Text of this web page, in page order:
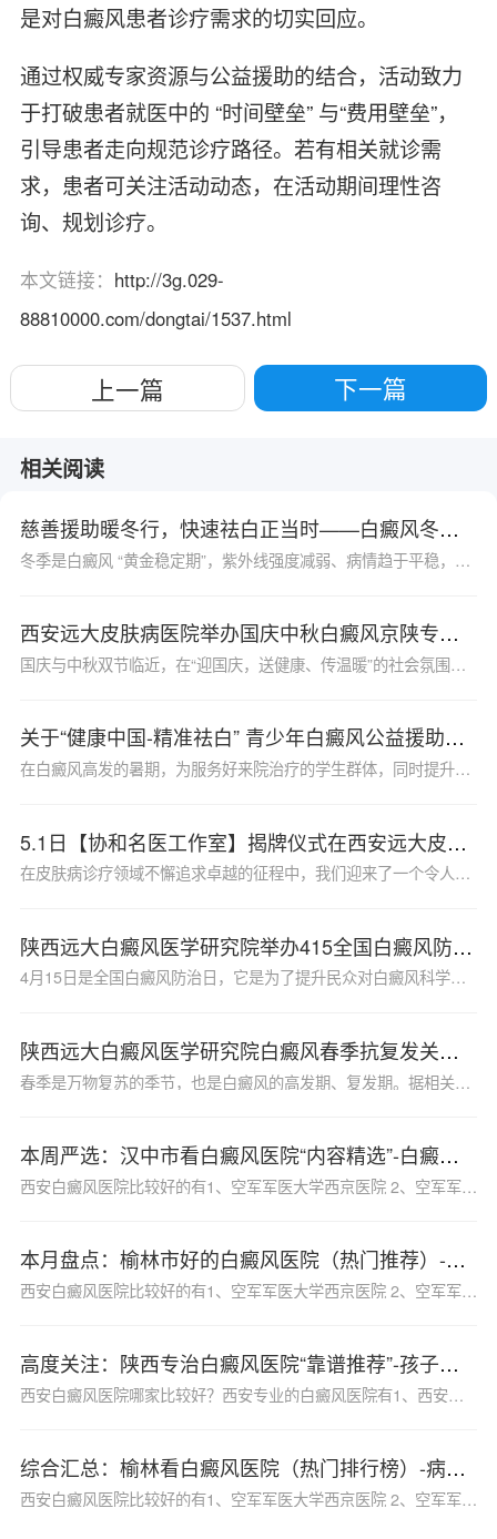
是对白癜风患者诊疗需求的切实回应。
通过权威专家资源与公益援助的结合，活动致力
于打破患者就医中的 “时间壁垒” 与“费用壁垒”，
引导患者走向规范诊疗路径。若有相关就诊需
求，患者可关注活动动态，在活动期间理性咨
询、规划诊疗。
本文链接： http://3g.029-
88810000.com/dongtai/1537.html
上一篇 下一篇
相关阅读
慈善援助暖冬行，快速祛白正当时——白癜风冬季复色工程启动
冬季是白癜风 “黄金稳定期”，紫外线强度减弱、病情趋于平稳，更利于精准快速复色。我院与陕西省慈善协会与多位北京权威名医，共同启动2025年度白癜风冬季复色工程活动，以“精准检测、快速祛白、公益援助”为核心，助力患者抓住冬治良机，高效回归健康肤色。
西安远大皮肤病医院举办国庆中秋白癜风京陕专家联合会诊+援助活动
国庆与中秋双节临近，在“迎国庆，送健康、传温暖”的社会氛围中，为切实回应白癜风患者的诊疗需求，降低患者的就医负担，西安远大中医皮肤病医院特联合陕西省慈善协会发起“白癜风慈善公益行”活动。
关于“健康中国-精准祛白” 青少年白癜风公益援助活动的通知
在白癜风高发的暑期，为服务好来院治疗的学生群体，同时提升青少年白癜风在医院治疗满意度与疗效。我院计划暑期举办“健康中国-精准祛白”青少年白癜风公益援助活动，现将相关情况通知如下：
5.1日【协和名医工作室】揭牌仪式在西安远大皮肤病医院圆满完成！
在皮肤病诊疗领域不懈追求卓越的征程中，我们迎来了一个令人振奋的消息：北京协和医院谢勇教授名医工作室于2025年5月1日在西安远大皮肤病医院正式成立！这一里程碑式的举措，不仅标志着西安远大皮肤病医院在提升医疗服务水平、推动学科发展方面迈出了关键一步，更为广大皮肤病患者带来了新的希望与福音。
陕西远大白癜风医学研究院举办415全国白癜风防治日活动进行中
4月15日是全国白癜风防治日，它是为了提升民众对白癜风科学认知而设立的。让多维预防守护生活光彩，用对症治疗见证复色旅程。我们作为陕西省唯一的省级白癜风研究院，成立11年以来，帮助众多疑难白癜风患者成功复色，推动了西北地区白癜风领域的发展和进步。
陕西远大白癜风医学研究院白癜风春季抗复发关爱行动开启
春季是万物复苏的季节，也是白癜风的高发期、复发期。据相关数据显示，约40%的白癜风患者在春季会出现病情复发或加重的情况。陕西远大白癜风医学研究院向陕西省慈善协会提交申请，经慈善协会严格审批，特开展白癜风抗复发治疗关爱行动，来满足患者就诊需求。现将活动内容通知如下：
本周严选：汉中市看白癜风医院“内容精选”-白癜风康复效果不理想的原因？
西安白癜风医院比较好的有1、空军军医大学西京医院 2、空军军医大学唐都医院 3、西安交通大学第一附属医院 4、西安交通大学第二附属医院 5、西安远大白癜风医院等。白癜风康复效果不理想的原因可能涉及多个方面，以下是一些主要因素：
本月盘点：榆林市好的白癜风医院（热门推荐）-白癜风的治疗要注意什么？
西安白癜风医院比较好的有1、空军军医大学西京医院 2、空军军医大学唐都医院 3、西安交通大学第一附属医院 4、西安交通大学第二附属医院 5、西安远大白癜风医院等。白癜风的治疗是一个综合类的过程，需要注意以下几个方面：
高度关注：陕西专治白癜风医院“靠谱推荐”-孩子应该怎样防备白癜风
西安白癜风医院哪家比较好？西安专业的白癜风医院有1、西安白癜风医院2、西安白癜风3、西安正规白癜风医院4、西安白癜风专科医院。白癜风是一种皮肤色素脱失性疾病，可能由家族遗传、自身免疫系统疾病、精神因素等多种原因引发。为了帮助孩子有效防备白癜风，家长可以从以下几个方面着手：
综合汇总：榆林看白癜风医院（热门排行榜）-病人医治白癜风时应该留意哪些
西安白癜风医院比较好的有1、空军军医大学西京医院 2、空军军医大学唐都医院 3、西安交通大学第一附属医院 4、西安交通大学第二附属医院 5、西安远大白癜风医院等。病人在医治白癜风时，应该留意以下几个方面：